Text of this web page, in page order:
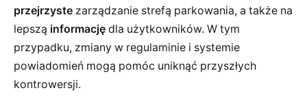
przejrzyste zarządzanie strefą parkowania, a także na
lepszą informację dla użytkowników. W tym
przypadku, zmiany w regulaminie i systemie
powiadomień mogą pomóc uniknąć przyszłych
kontrowersji.